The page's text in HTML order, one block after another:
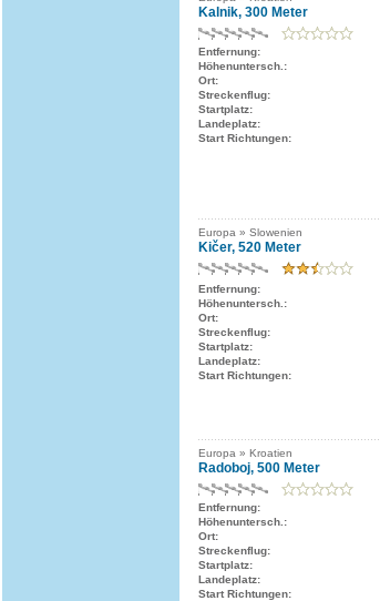
Kalnik, 300 Meter
Entfernung:
Höhenuntersch.:
Ort:
Streckenflug:
Startplatz:
Landeplatz:
Start Richtungen:
Europa » Slowenien
Kičer, 520 Meter
Entfernung:
Höhenuntersch.:
Ort:
Streckenflug:
Startplatz:
Landeplatz:
Start Richtungen:
Europa » Kroatien
Radoboj, 500 Meter
Entfernung:
Höhenuntersch.:
Ort:
Streckenflug:
Startplatz:
Landeplatz:
Start Richtungen: